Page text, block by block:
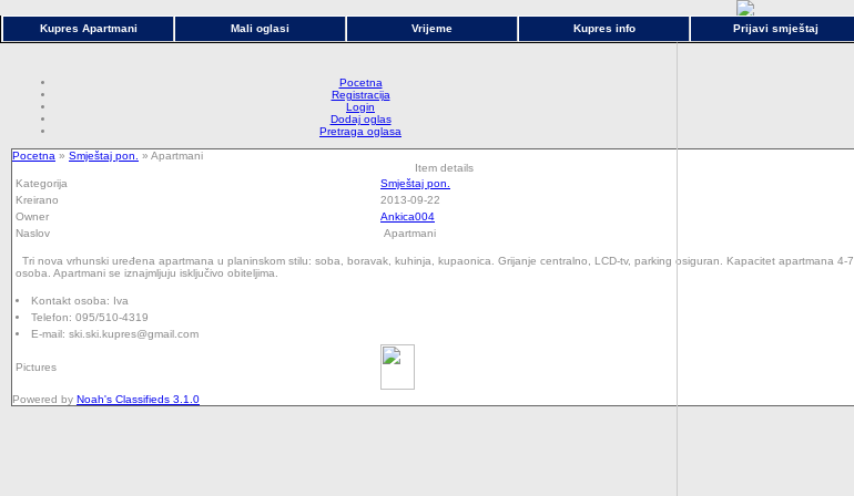
Kupres Apartmani Mali oglasi Vrijeme Kupres info Prijavi smještaj
Pocetna
Registracija
Login
Dodaj oglas
Pretraga oglasa
Pocetna » Smještaj pon.
» Apartmani
Item details
Kategorija
Smještaj pon.
Kreirano
2013-09-22
Owner
Ankica004
Naslov
Apartmani
Tri nova vrhunski uređena apartmana u planinskom stilu: soba, boravak, kuhinja, kupaonica. Grijanje centralno, LCD-tv, parking osiguran. Kapacitet apartmana 4-7
osoba. Apartmani se iznajmljuju isključivo obiteljima.
Kontakt osoba: Iva
Telefon: 095/510-4319
E-mail: ski.ski.kupres@gmail.com
Pictures
Powered by Noah's Classifieds 3.1.0